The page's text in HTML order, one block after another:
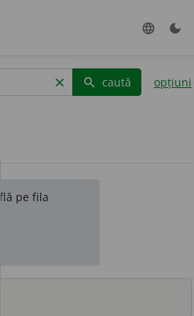
language dark_mode
clear search caută opțiuni
pe fila